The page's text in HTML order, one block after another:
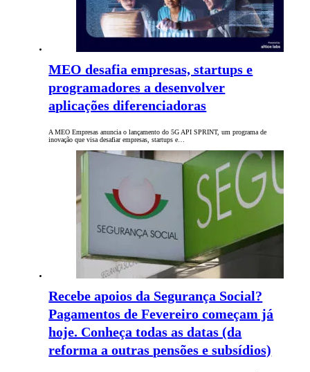
MEO desafia empresas, startups e
programadores a desenvolver
aplicações diferenciadoras
A MEO Empresas anuncia o lançamento do 5G API SPRINT, um programa de
inovação que visa desafiar empresas, startups e…
Recebe apoios da Segurança Social?
Pagamentos de Fevereiro começam já
hoje. Conheça todas as datas (da
reforma a outras pensões e subsídios)